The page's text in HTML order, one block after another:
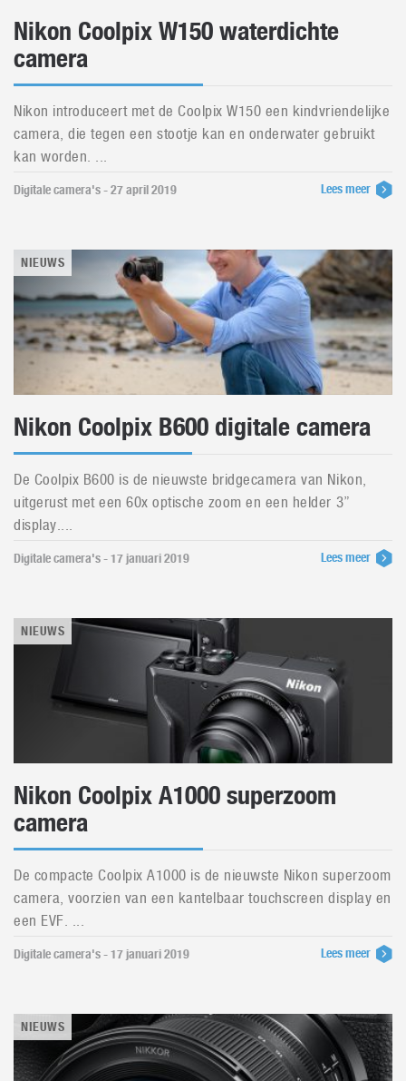
Nikon Coolpix W150 waterdichte
camera
Nikon introduceert met de Coolpix W150 een kindvriendelijke
camera, die tegen een stootje kan en onderwater gebruikt
kan worden. ...
Digitale camera's - 27 april 2019 Lees meer
NIEUWS
Nikon Coolpix B600 digitale camera
De Coolpix B600 is de nieuwste bridgecamera van Nikon,
uitgerust met een 60x optische zoom en een helder 3”
display....
Digitale camera's - 17 januari 2019 Lees meer
NIEUWS
Nikon Coolpix A1000 superzoom
camera
De compacte Coolpix A1000 is de nieuwste Nikon superzoom
camera, voorzien van een kantelbaar touchscreen display en
een EVF. ...
Digitale camera's - 17 januari 2019 Lees meer
NIEUWS